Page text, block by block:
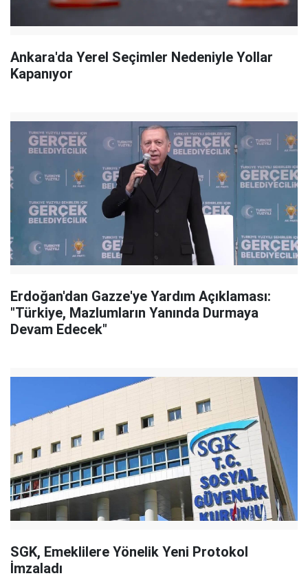
Ankara'da Yerel Seçimler Nedeniyle Yollar
Kapanıyor
Erdoğan'dan Gazze'ye Yardım Açıklaması:
"Türkiye, Mazlumların Yanında Durmaya
Devam Edecek"
SGK, Emeklilere Yönelik Yeni Protokol
İmzaladı